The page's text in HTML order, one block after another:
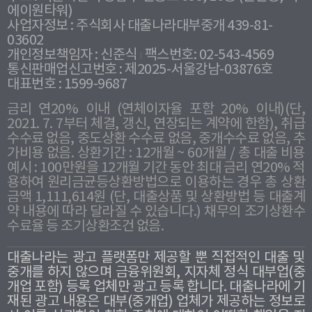
에이원타워)
사업자정보 : 주식회사 대출나라대부중개 439-81-
03602
개인정보책임자 : 신준식
팩스번호: 02-543-4569
통신판매업신고번호 : 제2025-서울강남-03876호
대표번호 : 1599-9687
금리 연20% 이내 (연체이자율 포함 20% 이내)(단,
2021. 7. 7부터 체결, 갱신, 연장되는 계약에 한함), 취급
수수료 없음, 중도상환 수수료 없음, 중개수수료 없음, 추
가비용 없음. 상환기간 : 12개월 ~ 60개월 / 총 대출 비용
예시 : 100만원을 12개월 기간 동안 최대 금리 연20% 적
용하여 원리금균등상환방법으로 이용하는 경우 총 상환
금액 1,111,614원 (단, 대출상품 및 상환방법 등 대출계
약 내용에 따라 달라질 수 있습니다.) 채무의 조기상환수
수료율 등 조기상환조건 없음.
대출나라는 광고 플랫폼만 제공할 뿐 직접적인 대출 및
중개를 하지 않으며 금융위원회, 지자체 정식 대부업(중
개업 포함) 등록 업체만 광고 등록 합니다. 대출나라에 기
재된 광고 내용은 대부(중개업) 업체가 제공하는 정보로